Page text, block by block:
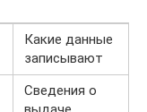
Какие данные
записывают
Сведения о